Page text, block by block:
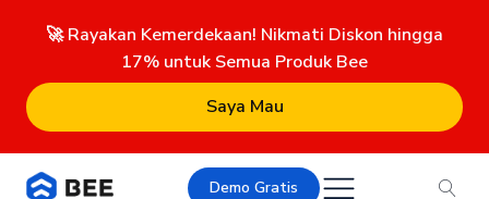
🚀 Rayakan Kemerdekaan! Nikmati Diskon hingga
17% untuk Semua Produk Bee
Saya Mau
Demo Gratis